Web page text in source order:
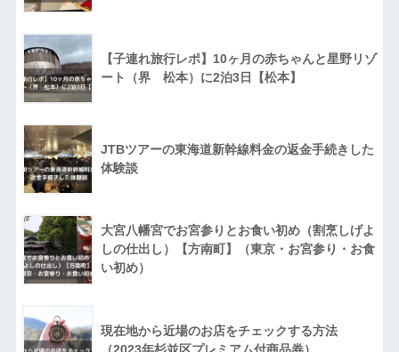
【子連れ旅行レポ】10ヶ月の赤ちゃんと星野リゾ
ート（界 松本）に2泊3日【松本】
JTBツアーの東海道新幹線料金の返金手続きした
体験談
大宮八幡宮でお宮参りとお食い初め（割烹しげよ
しの仕出し）【方南町】（東京・お宮参り・お食
い初め）
現在地から近場のお店をチェックする方法